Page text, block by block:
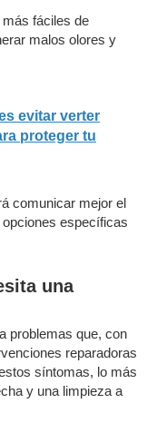
fáciles de
malos olores y
evitar verter
proteger tu
comunicar mejor el
específicas
una
problemas que, con
reparadoras
síntomas, lo más
y una limpieza a